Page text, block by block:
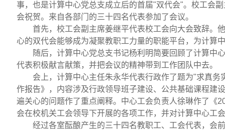
事，也是计算中心党总支成立后的首届"双代会"。校工会
会祝贺。来自各部门的三十四名代表参加了会议。
首先，校工会副主席姜继平代表校工会向大会致辞。
心的双代会能够成为凝聚教职工力量的职能平台，为计算
随后，计算中心党总支书记杨利明简要回顾了计算中
代表积极献言献策，并把会议的精神带到工作团队中去。
会上，计算中心主任朱永华代表行政作了题为"求真务
作报告》，内容涉及行政领导班子建设、公共基础课程建
遍关心的问题作了重点阐释。中心工会负责人徐琳作了《
会在校机关工会领导下开展的各项工作，并对计算中心工
经过各室酝酿产生的三十四名教职工、工会代表，会